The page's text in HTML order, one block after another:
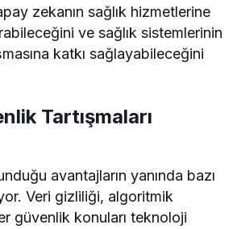
zekanın sağlık hizmetlerine
ve sağlık sistemlerinin
katkı sağlayabileceğini
Tartışmaları
avantajların yanında bazı
Veri gizliliği, algoritmik
güvenlik konuları teknoloji